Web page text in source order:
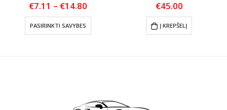
€7.11 – €14.80
€14.80
PASIRINKTI SAVYBES
This product has multiple variants. The options may be chosen on the product page
€45.00
Į KREPŠELĮ